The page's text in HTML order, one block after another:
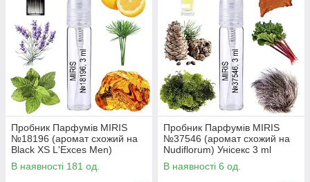
Пробник Парфумів MIRIS
№18196 (аромат схожий на
Black XS L'Exces Men)
Чоловічий 3 ml
В наявності 181 од.
Пробник Парфумів MIRIS
№37546 (аромат схожий на
Nudiflorum) Унісекс 3 ml
В наявності 6 од.